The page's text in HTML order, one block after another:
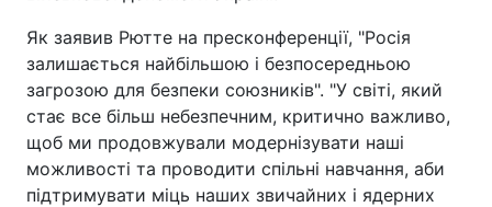
Як заявив Рютте на пресконференції, "Росія
залишається найбільшою і безпосередньою
загрозою для безпеки союзників". "У світі, який
стає все більш небезпечним, критично важливо,
щоб ми продовжували модернізувати наші
можливості та проводити спільні навчання, аби
підтримувати міць наших звичайних і ядерних